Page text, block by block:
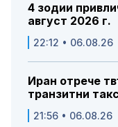
4 зодии
август 2026 г.
22:12 • 06.08.26
Иран отрече
транзитни
21:56 • 06.08.26